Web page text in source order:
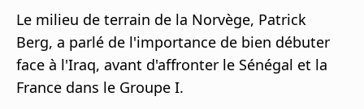
Replays
Podcasts
En Direct
Le milieu de terrain de la Norvège, Patrick
Berg, a parlé de l'importance de bien débuter
face à l'Iraq, avant d'affronter le Sénégal et la
France dans le Groupe I.